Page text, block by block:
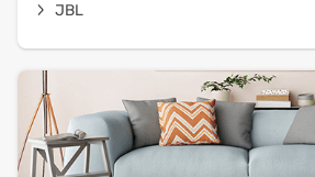
JBL